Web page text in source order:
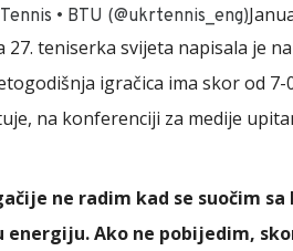
• BTU (@ukrtennis_eng)
27. teniserka svijeta napisala je
igračica ima skor od
na konferenciji za medije
ne radim kad se suočim
energiju. Ako ne pobijedim,